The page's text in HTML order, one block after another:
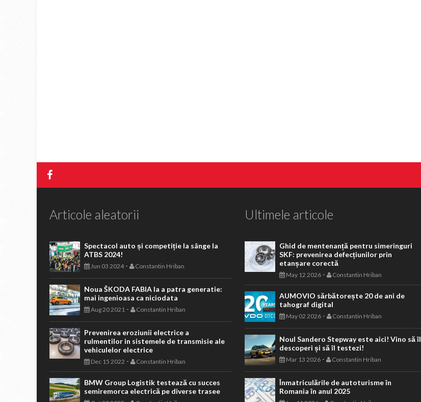
Articole aleatorii
Spectacol auto și competiție la sânge la
ATBS 2024!
Jun 03 2024- Constantin Hriban
Noua ŠKODA FABIA la a patra generatie:
mai ingenioasa ca niciodata
Aug 20 2021 - Constantin Hriban
Prevenirea eroziunii electrice a
rulmentilor in sistemele de transmisie ale
vehiculelor electrice
Dec 15 2022 - Constantin Hriban
BMW Group Logistik testează cu succes
semiremorca electrică pe diverse trasee
Ultimele articole
Ghid de mentenanță pentru simeringuri
SKF: prevenirea defecțiunilor prin
etanșare corectă
May 12 2026 - Constantin Hriban
AUMOVIO sărbătorește 20 de ani de
tahograf digital
May 02 2026 - Constantin Hriban
Noul Sandero Stepway este aici! Vino să îl
descoperi și să îl testezi!
Mar 13 2026 - Constantin Hriban
Înmatriculările de autoturisme în
Romania în anul 2025